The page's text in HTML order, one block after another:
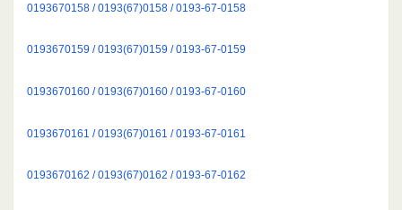
0193670158 / 0193(67)0158 / 0193-67-0158
0193670159 / 0193(67)0159 / 0193-67-0159
0193670160 / 0193(67)0160 / 0193-67-0160
0193670161 / 0193(67)0161 / 0193-67-0161
0193670162 / 0193(67)0162 / 0193-67-0162